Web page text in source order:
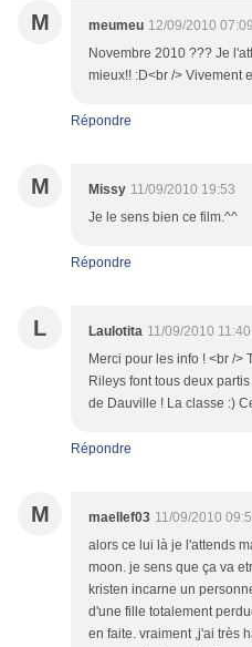
M meumeu 12/09/2010 07:09
Novembre 2010 ??? Je
mieux!! :D<br /> Vivement
Répondre
M Missy 11/09/2010 19:53
Je le sens bien ce film.^^
Répondre
L Laulotita 11/09/2010 11:40
Merci pour les info ! <br />
Rileys font tous deux
de Dauville ! La classe :)
Répondre
M maellef03 11/09/2010
alors ce lui là je l'attends
moon. je sens que ça va
kristen incarne un
d'une fille totalement
en faite. vraiment ,j'ai très